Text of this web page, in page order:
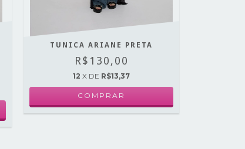
TUNICA ARIANE PRETA
R$130,00
12 X DE R$13,37
COMPRAR